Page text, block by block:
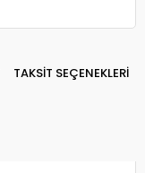
TAKSİT SEÇENEKLERİ